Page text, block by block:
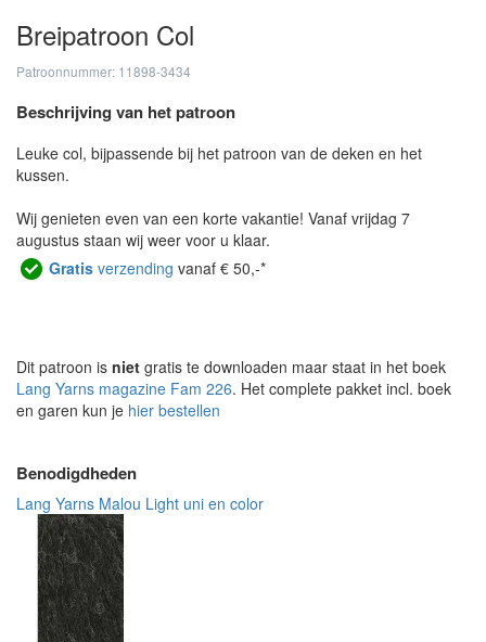
Breipatroon Col
Patroonnummer: 11898-3434
Beschrijving van het patroon
Leuke col, bijpassende bij het patroon van de deken en het
kussen.
Wij genieten even van een korte vakantie! Vanaf vrijdag 7
augustus staan wij weer voor u klaar.
Gratis verzending vanaf € 50,-*
Dit patroon is niet gratis te downloaden maar staat in het boek
Lang Yarns magazine Fam 226. Het complete pakket incl. boek
en garen kun je hier bestellen
Benodigdheden
Lang Yarns Malou Light uni en color